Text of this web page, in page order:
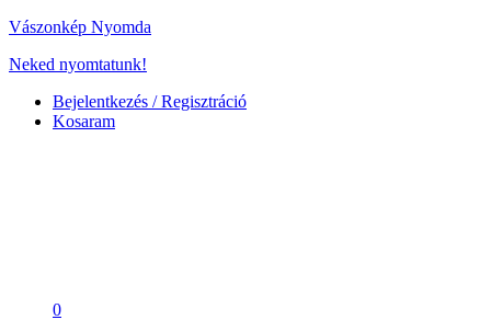
Vászonkép Nyomda
Neked nyomtatunk!
Bejelentkezés / Regisztráció
Kosaram
0